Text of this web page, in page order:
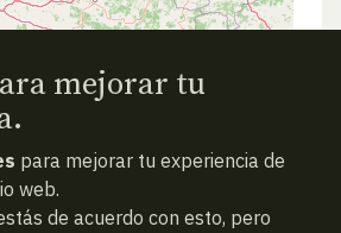
mejorar tu
para mejorar tu experiencia de
web.
de acuerdo con esto, pero